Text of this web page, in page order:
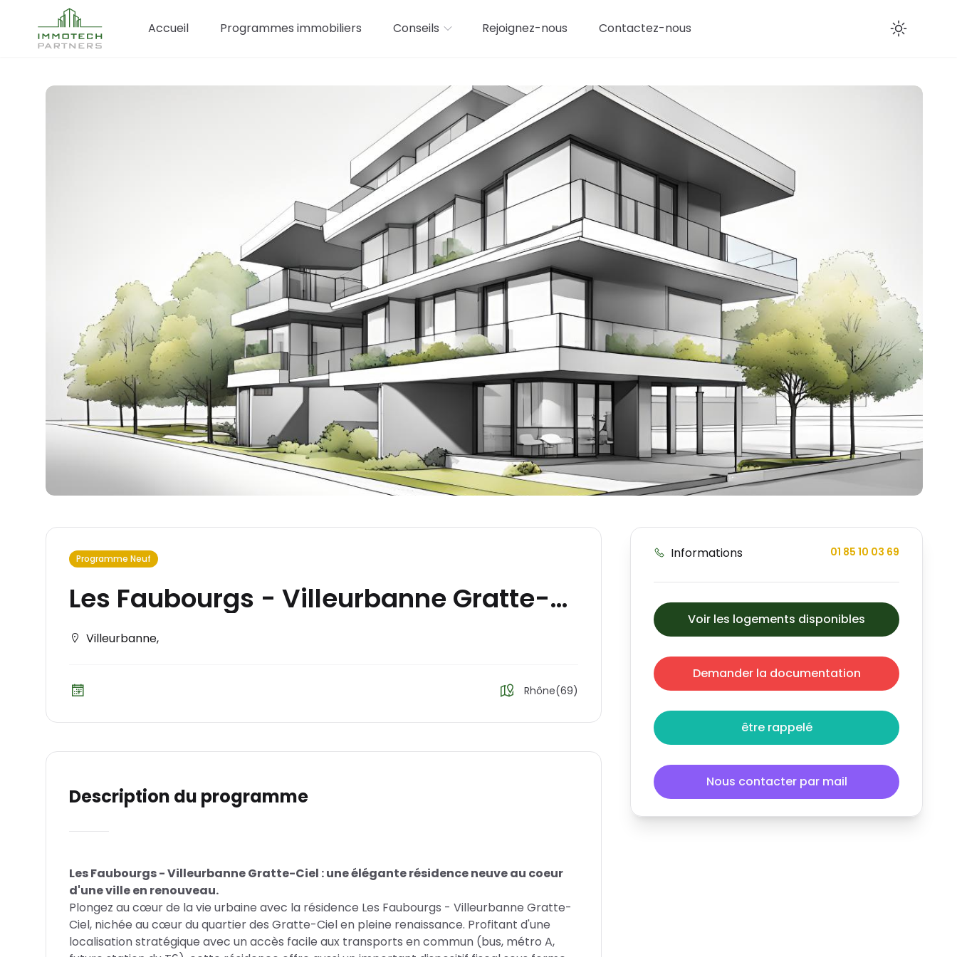
Accueil Programmes immobiliers Conseils Rejoignez-nous Contactez-nous
Programme Neuf
Les Faubourgs - Villeurbanne Gratte-Ciel
Villeurbanne,
Rhône(69)
Description du programme
Les Faubourgs - Villeurbanne Gratte-Ciel : une élégante résidence neuve au coeur
d'une ville en renouveau.
Plongez au cœur de la vie urbaine avec la résidence Les Faubourgs - Villeurbanne Gratte-
Ciel, nichée au cœur du quartier des Gratte-Ciel en pleine renaissance. Profitant d'une
localisation stratégique avec un accès facile aux transports en commun (bus, métro A,
Informations 01 85 10 03 69
Voir les logements disponibles
Demander la documentation
être rappelé
Nous contacter par mail